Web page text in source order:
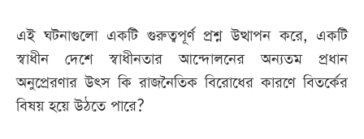
এই ঘটনাগুলো একটি গুরুত্বপূর্ণ প্রশ্ন উত্থাপন করে, একটি
স্বাধীন দেশে স্বাধীনতার আন্দোলনের অন্যতম প্রধান
অনুপ্রেরণার উৎস কি রাজনৈতিক বিরোধের কারণে বিতর্কের
বিষয় হয়ে উঠতে পারে?